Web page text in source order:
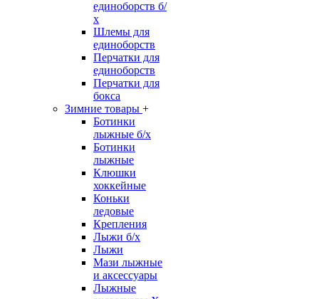
единоборств б/
х
Шлемы для
единоборств
Перчатки для
единоборств
Перчатки для
бокса
Зимние товары +
Ботинки
лыжные б/х
Ботинки
лыжные
Клюшки
хоккейные
Коньки
ледовые
Крепления
Лыжи б/х
Лыжи
Мази лыжные
и аксессуары
Лыжные